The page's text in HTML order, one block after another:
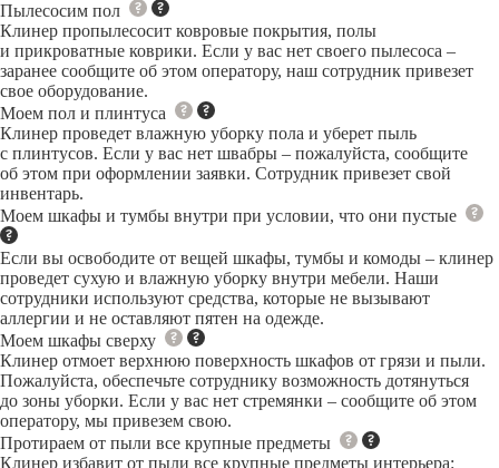
Пылесосим пол
Клинер пропылесосит ковровые покрытия, полы
и прикроватные коврики. Если у вас нет своего пылесоса –
заранее сообщите об этом оператору, наш сотрудник привезет
свое оборудование.
Моем пол и плинтуса
Клинер проведет влажную уборку пола и уберет пыль
с плинтусов. Если у вас нет швабры – пожалуйста, сообщите
об этом при оформлении заявки. Сотрудник привезет свой
инвентарь.
Моем шкафы и тумбы внутри при условии, что они пустые
Если вы освободите от вещей шкафы, тумбы и комоды – клинер
проведет сухую и влажную уборку внутри мебели. Наши
сотрудники используют средства, которые не вызывают
аллергии и не оставляют пятен на одежде.
Моем шкафы сверху
Клинер отмоет верхнюю поверхность шкафов от грязи и пыли.
Пожалуйста, обеспечьте сотруднику возможность дотянуться
до зоны уборки. Если у вас нет стремянки – сообщите об этом
оператору, мы привезем свою.
Протираем от пыли все крупные предметы
Клинер избавит от пыли все крупные предметы интерьера: